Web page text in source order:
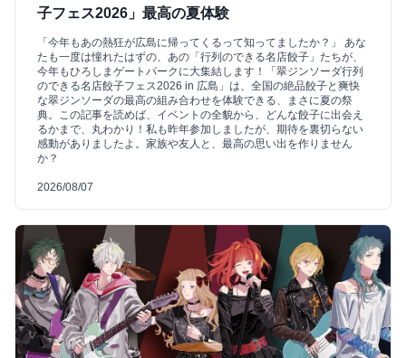
子フェス2026」最高の夏体験
「今年もあの熱狂が広島に帰ってくるって知ってましたか？」 あな
たも一度は憧れたはずの、あの「行列のできる名店餃子」たちが、
今年もひろしまゲートパークに大集結します！「翠ジンソーダ行列
のできる名店餃子フェス2026 in 広島」は、全国の絶品餃子と爽快
な翠ジンソーダの最高の組み合わせを体験できる、まさに夏の祭
典。この記事を読めば、イベントの全貌から、どんな餃子に出会え
るかまで、丸わかり！私も昨年参加しましたが、期待を裏切らない
感動がありましたよ。家族や友人と、最高の思い出を作りません
か？
2026/08/07